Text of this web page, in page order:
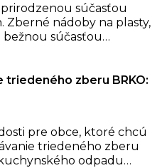
súčasťou
Zberné nádoby na plasty,
bežnou súčasťou
v kanalizácii. Aby však
triedeného zberu BRKO:
pre obce, ktoré chcú
triedeného zberu
odpadu